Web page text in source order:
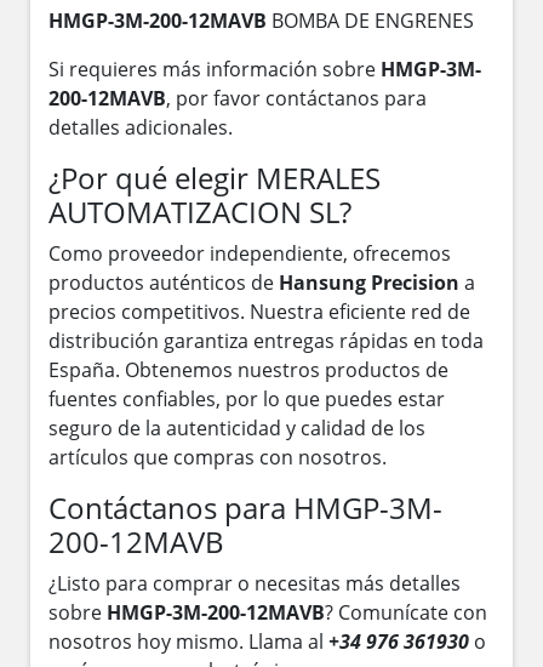
HMGP-3M-200-12MAVB BOMBA DE ENGRENES
Si requieres más información sobre HMGP-3M-
200-12MAVB, por favor contáctanos para
detalles adicionales.
¿Por qué elegir MERALES
AUTOMATIZACION SL?
Como proveedor independiente, ofrecemos
productos auténticos de Hansung Precision a
precios competitivos. Nuestra eficiente red de
distribución garantiza entregas rápidas en toda
España. Obtenemos nuestros productos de
fuentes confiables, por lo que puedes estar
seguro de la autenticidad y calidad de los
artículos que compras con nosotros.
Contáctanos para HMGP-3M-
200-12MAVB
¿Listo para comprar o necesitas más detalles
sobre HMGP-3M-200-12MAVB? Comunícate con
nosotros hoy mismo. Llama al +34 976 361930 o